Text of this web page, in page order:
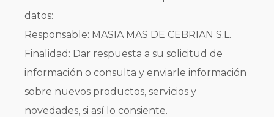
datos:
Responsable: MASIA MAS DE CEBRIAN S.L.
Finalidad: Dar respuesta a su solicitud de
información o consulta y enviarle información
sobre nuevos productos, servicios y
novedades, si así lo consiente.